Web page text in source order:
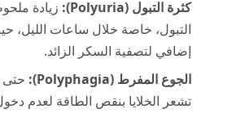
كثرة التبول (Polyuria):
زيادة
التبول، خاصة خلال ساعات الليل،
إضافي لتصفية السكر الزائد.
الجوع المفرط (Polyphagia):
حتى
تشعر الخلايا بنقص الطاقة لعدم دخول